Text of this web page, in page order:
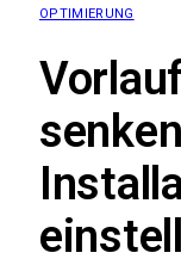
OPTIMIERUNG